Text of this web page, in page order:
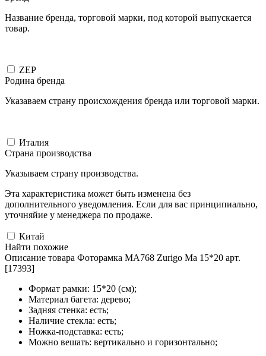
Название бренда, торговой марки, под которой выпускается
товар.
ZEP
Родина бренда
Указаваем страну происхождения бренда или торговой марки.
Италия
Страна производства
Указываем страну производства.
Эта характеристика может быть изменена без
дополнительного уведомления. Если для вас принципиально,
уточняйие у менеджера по продаже.
Китай
Найти похожие
Описание товара Фоторамка MA768 Zurigo Ma 15*20 арт.
[17393]
Формат рамки: 15*20 (см);
Материал багета: дерево;
Задняя стенка: есть;
Наличие стекла: есть;
Ножка-подставка: есть;
Можно вешать: вертикально и горизонтально;